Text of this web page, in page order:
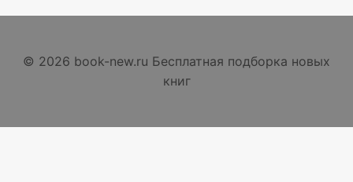
© 2026 book-new.ru Бесплатная подборка новых
книг